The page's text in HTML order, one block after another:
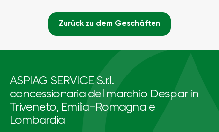
Zurück zu dem Geschäften
ASPIAG SERVICE S.r.l.
concessionaria del marchio Despar in
Triveneto, Emilia-Romagna e
Lombardia